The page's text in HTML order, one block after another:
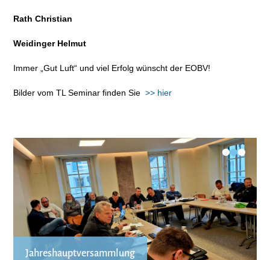
Rath Christian
Weidinger Helmut
Immer „Gut Luft“ und viel Erfolg wünscht der EOBV!
Bilder vom TL Seminar finden Sie>> hier
•
•
•
Jahreshauptversammlung